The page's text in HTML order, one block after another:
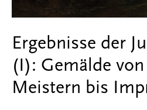
Ergebnisse der
(I): Gemälde
Meistern bis